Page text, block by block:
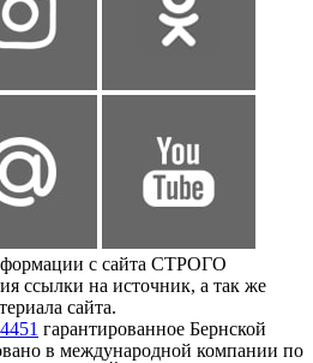
с сайта СТРОГО
ссылки на источник, а так же
сайта.
гарантированное Бернской
в международной компании по